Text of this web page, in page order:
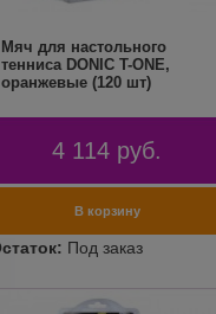
Мяч для настольного
тенниса DONIC T-ONE,
оранжевые (120 шт)
4 114 руб.